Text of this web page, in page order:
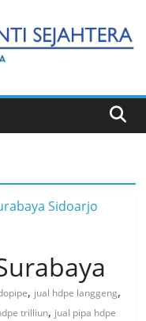
, jual hdpe langgeng,
trilliun, jual pipa hdpe